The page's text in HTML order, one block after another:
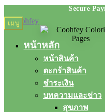
Skip
to
Skip
to
เมนู
หน้าหลัก
หน้าสินค้า
ตะกร้าสินค้า
ชำระเงิน
บทความและข่าว
สุขภาพ